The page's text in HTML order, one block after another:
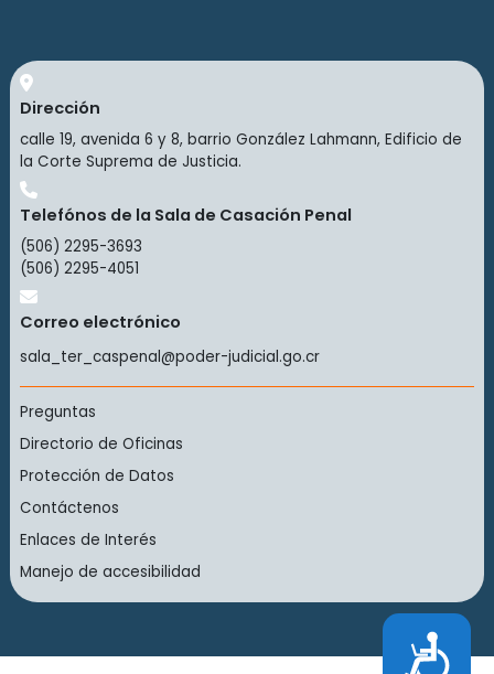
Accesibilidad
Dirección
calle 19, avenida 6 y 8, barrio González Lahmann, Edificio de
la Corte Suprema de Justicia.
Telefónos de la Sala de Casación Penal
(506) 2295-3693
(506) 2295-4051
Correo electrónico
sala_ter_caspenal@poder-judicial.go.cr
Preguntas
Directorio de Oficinas
Protección de Datos
Contáctenos
Enlaces de Interés
Manejo de accesibilidad